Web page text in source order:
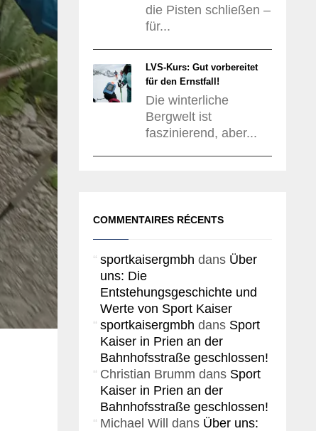
die Pisten schließen –
für...
LVS-Kurs: Gut vorbereitet
für den Ernstfall!
Die winterliche
Bergwelt ist
faszinierend, aber...
COMMENTAIRES RÉCENTS
sportkaisergmbh dans Über
uns: Die
Entstehungsgeschichte und
Werte von Sport Kaiser
sportkaisergmbh dans Sport
Kaiser in Prien an der
Bahnhofsstraße geschlossen!
Christian Brumm dans Sport
Kaiser in Prien an der
Bahnhofsstraße geschlossen!
Michael Will
dans Über uns: